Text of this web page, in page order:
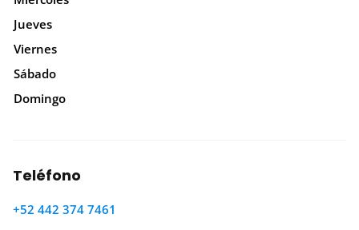
Jueves
Viernes
Sábado
Domingo
Teléfono
+52 442 374 7461